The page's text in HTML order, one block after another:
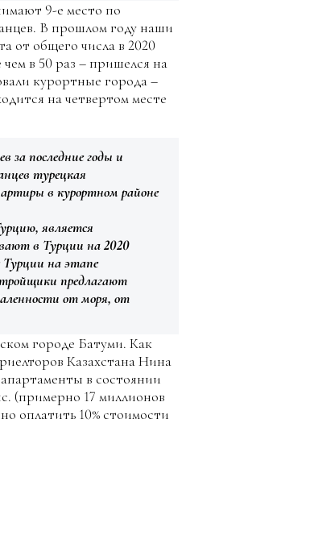
9-е место по
В прошлом году наши
от общего числа в 2020
в 50 раз – пришелся на
курортные города –
на четвертом месте
за последние годы и
турецкая
в курортном районе
является
в Турции на 2020
на этапе
предлагают
от моря, от
городе Батуми. Как
Казахстана Нина
в состоянии
(примерно 17 миллионов
оплатить 10% стоимости